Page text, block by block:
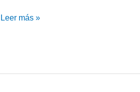
Leer más »